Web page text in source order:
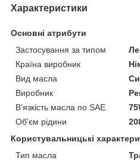
Характеристики
Основні атрибути
Застосування за типом
Країна виробник
Вид масла
Виробник
В'язкість масла по SAE
Об'єм рідини
Користувальницькі
Тип масла